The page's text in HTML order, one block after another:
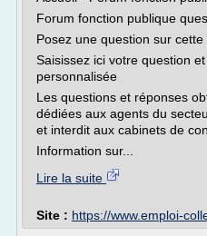
Forum fonction publique
Posez une question sur cette
Saisissez ici votre question
personnalisée
Les questions et réponses
dédiées aux agents du
et interdit aux cabinets de
Information sur...
Lire la suite
Site : https://www.emploi-